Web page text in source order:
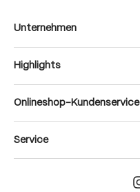
Unternehmen
Highlights
Onlineshop-Kundenservice
Service